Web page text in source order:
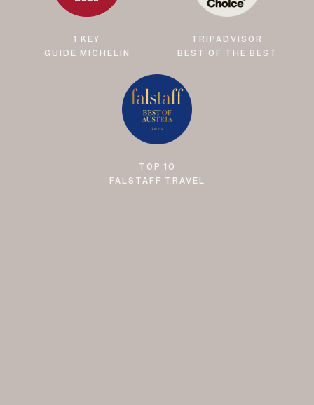
1 KEY
GUIDE MICHELIN
TRIPADVISOR
BEST OF THE BEST
TOP 10
FALSTAFF TRAVEL